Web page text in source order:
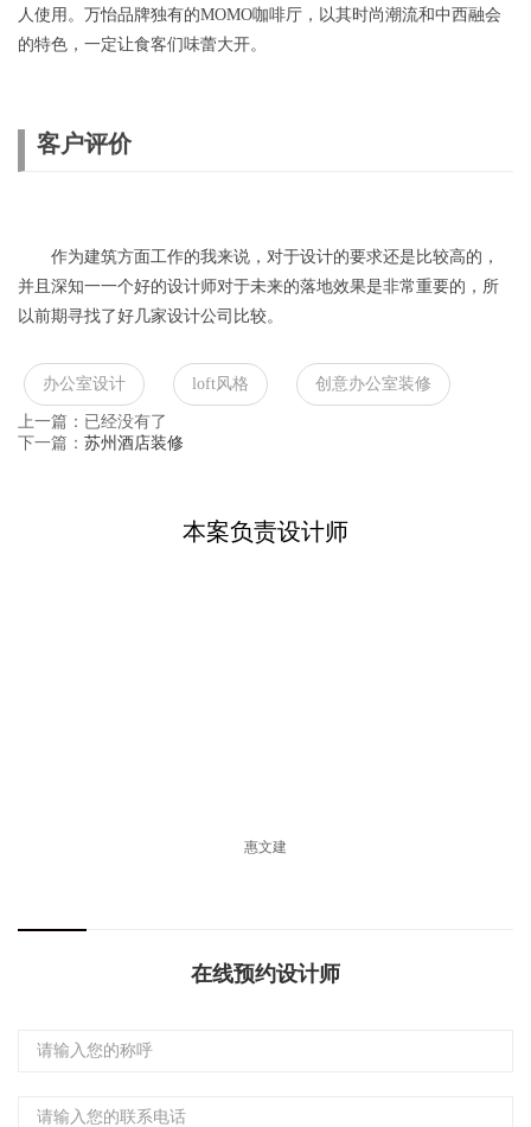
人使用。万怡品牌独有的MOMO咖啡厅，以其时尚潮流和中西融会
的特色，一定让食客们味蕾大开。
客户评价
作为建筑方面工作的我来说，对于设计的要求还是比较高的，
并且深知一一个好的设计师对于未来的落地效果是非常重要的，所
以前期寻找了好几家设计公司比较。
办公室设计 loft风格 创意办公室装修
上一篇：已经没有了
下一篇： 苏州酒店装修
本案负责设计师
惠文建
在线预约设计师